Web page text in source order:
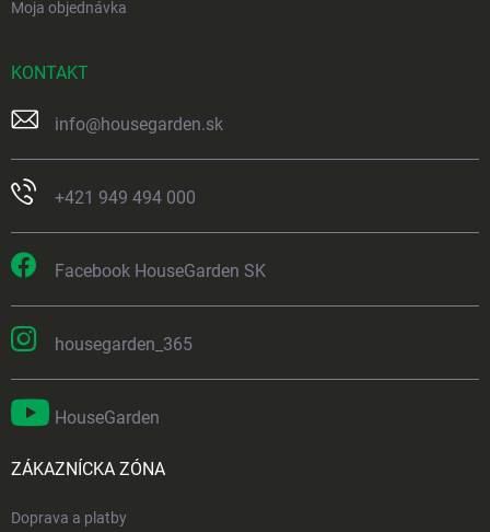
Moja objednávka
KONTAKT
info@housegarden.sk
+421 949 494 000
Facebook HouseGarden SK
housegarden_365
HouseGarden
ZÁKAZNÍCKA ZÓNA
Doprava a platby